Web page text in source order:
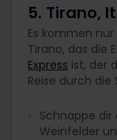
5. Tirano,
Es kommen
Tirano, das die
Express ist, der
Reise durch
Schnappe
Weinfelder